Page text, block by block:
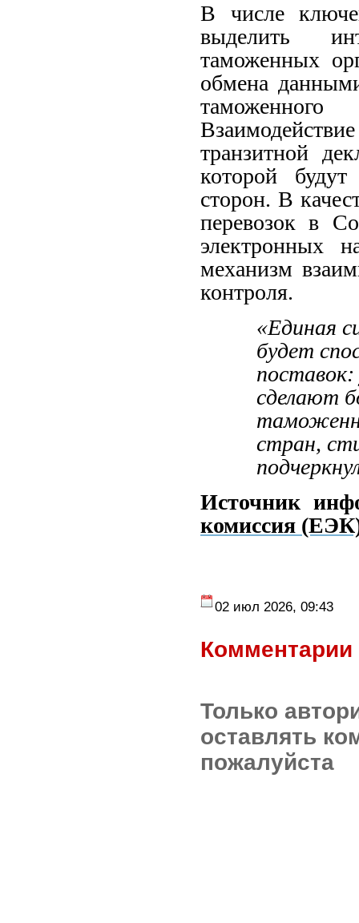
В числе
выделить
таможенных
обмена
транзитной
которой
сторон. В
перевозок в
электронных
механизм
контроля.
«Единая
будет
сделают
стран,
Источник
комиссия
02 июл 2026, 09:43
Комментарии
Только
оставлять
пожалуйста